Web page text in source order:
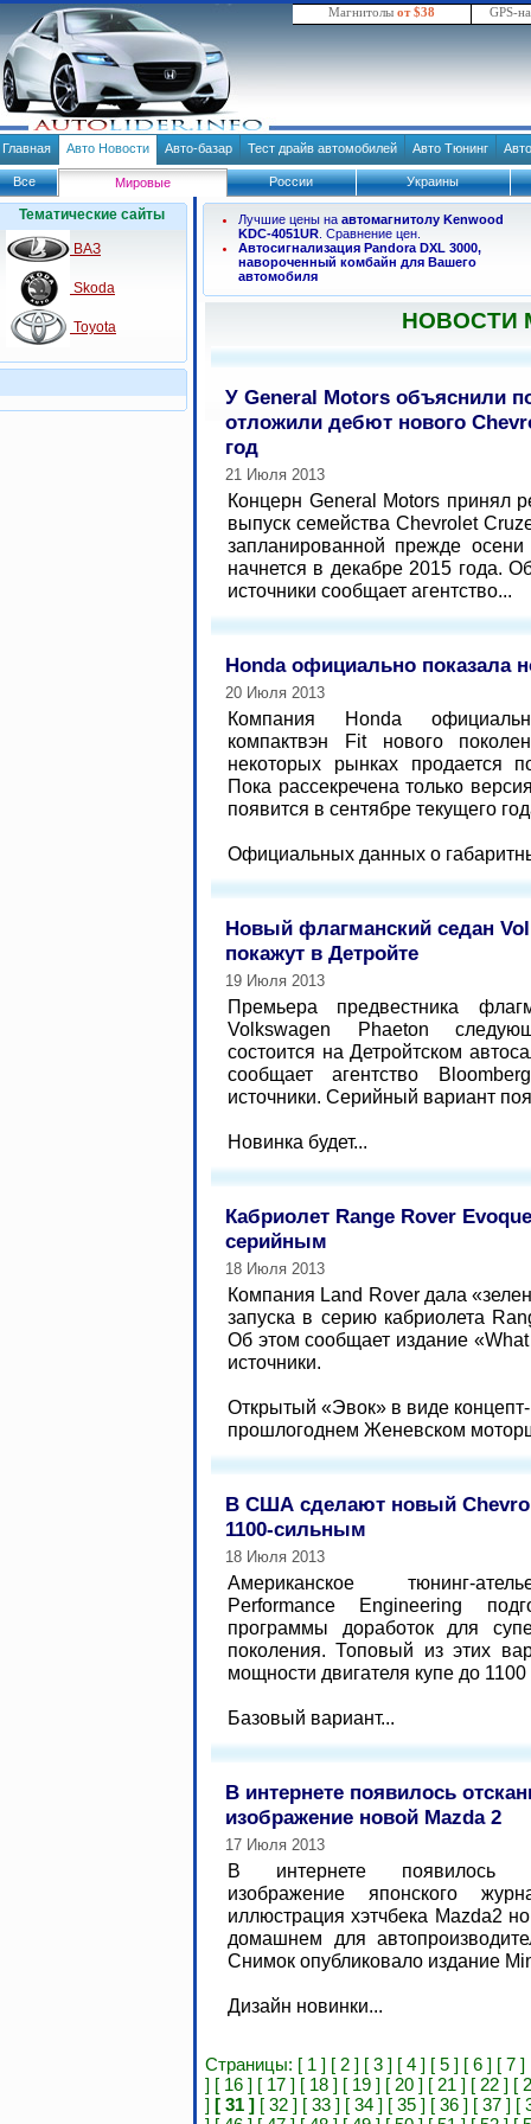
Магнитолы от $38 GPS-
Главная Авто Новости Авто-базар Тест драйв автомобилей Авто Тюнинг
Все Мировые России Украины
Тематические сайты
ВАЗ
Skoda
Toyota
Лучшие цены на автомагнитолу Kenwood
KDC-4051UR . Сравнение цен.
Автосигнализация Pandora DXL 3000,
навороченный комбайн для Вашего
автомобиля
НОВОСТИ
У General Motors объяснили
отложили дебют нового
год
21 Июля 2013
Концерн General Motors принял
выпуск семейства Chevrolet
запланированной прежде
начнется в декабре 2015 года.
источники сообщает агентство...
Honda официально показала
20 Июля 2013
Компания Honda
компактвэн Fit нового
некоторых рынках продается
Пока рассекречена только
появится в сентябре текущего
Официальных данных о
Новый флагманский седан
покажут в Детройте
19 Июля 2013
Премьера предвестника
Volkswagen Phaeton
состоится на Детройтском
сообщает агентство
источники. Серийный вариант
Новинка будет...
Кабриолет Range Rover
серийным
18 Июля 2013
Компания Land Rover дала
запуска в серию кабриолета
Об этом сообщает издание
источники.
Открытый «Эвок» в виде
прошлогоднем Женевском
В США сделают новый
1100-сильным
18 Июля 2013
Американское тюнинг-
Performance Engineering
программы доработок для
поколения. Топовый из этих
мощности двигателя купе до
Базовый вариант...
В интернете появилось
изображение новой Mazda 2
17 Июля 2013
В интернете появилось
изображение японского
иллюстрация хэтчбека Mazda2
домашнем для
Снимок опубликовало издание
Дизайн новинки...
Страницы: [ 1 ] [ 2 ] [ 3 ] [ 4 ] [ 5 ] [ 6 ] [ 7 ]
] [ 16 ] [ 17 ] [ 18 ] [ 19 ] [ 20 ] [ 21 ] [ 22 ] [
] [ 31 ] [ 32 ] [ 33 ] [ 34 ] [ 35 ] [ 36 ] [ 37 ] [